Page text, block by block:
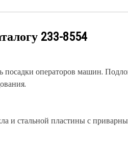
233-8554
операторов машин.
и стальной пластины с